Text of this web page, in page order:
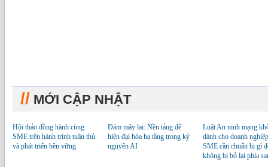
// MỚI CẬP NHẬT
Hội thảo đồng hành cùng
SME trên hành trình tuân thủ
và phát triển bền vững
Đám mây lai: Nền tảng để
hiện đại hóa hạ tầng trong kỷ
nguyên AI
Luật An ninh mạng
dành cho doanh
SME cần chuẩn bị gì
không bị bỏ lại phía